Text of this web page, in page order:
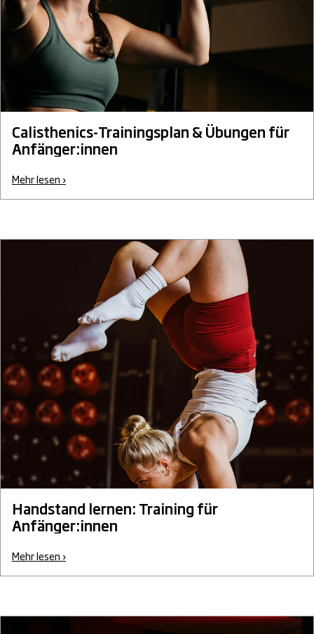
Calisthenics-Trainingsplan & Übungen für
Anfänger:innen
Mehr lesen ›
Handstand lernen: Training für
Anfänger:innen
Mehr lesen ›